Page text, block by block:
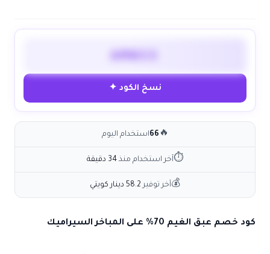
نسخ الكود ✦
🔥
66استخدام اليوم
⏱آخر استخدام منذ 34 دقيقة
💰آخر توفير 58.2 دينار كويتي
كود خصم عبق الغيم 70% على المباخر السيراميك